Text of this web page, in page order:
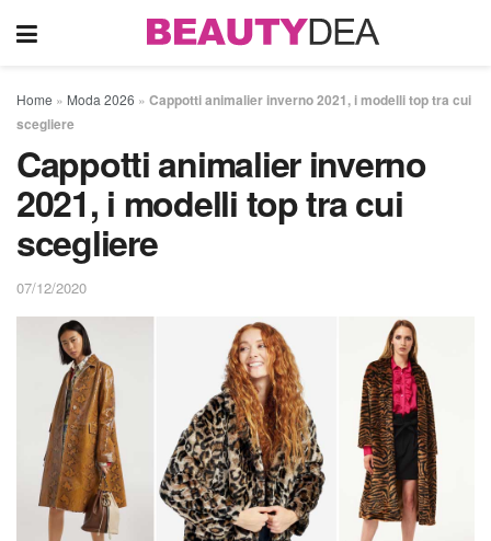
Home » Moda 2026 » Cappotti animalier inverno 2021, i modelli top tra cui
scegliere
Cappotti animalier inverno
2021, i modelli top tra cui
scegliere
07/12/2020